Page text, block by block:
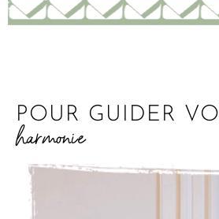
POUR GUIDER
harmonie